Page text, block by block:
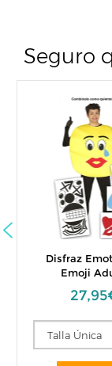
Seguro
Disfraz
Emoji